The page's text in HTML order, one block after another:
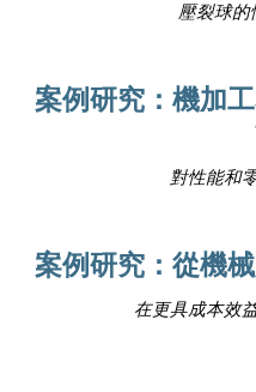
壓裂球的
案例研究：機加
對性能和
案例研究：從機
在更具成本效